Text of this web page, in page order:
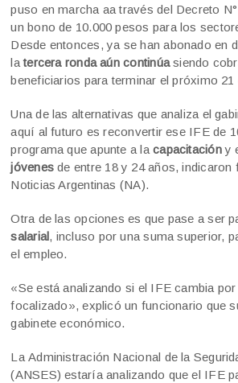
puso en marcha aa través del Decreto
un bono de 10.000 pesos para los
Desde entonces, ya se han abonado en
latercera ronda aún continúasiendo
beneficiarios para terminar el próximo 21
Una de las alternativas que analiza el
aquí al futuro es reconvertir ese IFE de
programa que apunte a lacapacitacióny
jóvenesde entre 18 y 24 años, indicaron
Noticias Argentinas (NA).
Otra de las opciones es que pase a ser
salarial, incluso por una suma superior,
el empleo.
«Se está analizando si el IFE cambia
focalizado», explicó un funcionario que
gabinete económico.
La Administración Nacional de la
(ANSES) estaría analizando que el IFE